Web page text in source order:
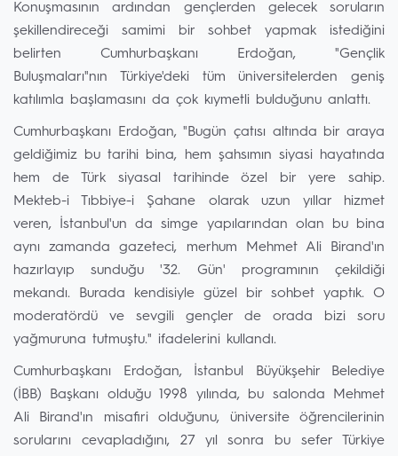
Konuşmasının ardından gençlerden gelecek soruların
şekillendireceği samimi bir sohbet yapmak istediğini
belirten Cumhurbaşkanı Erdoğan, "Gençlik
Buluşmaları"nın Türkiye'deki tüm üniversitelerden geniş
katılımla başlamasını da çok kıymetli bulduğunu anlattı.
Cumhurbaşkanı Erdoğan, "Bugün çatısı altında bir araya
geldiğimiz bu tarihi bina, hem şahsımın siyasi hayatında
hem de Türk siyasal tarihinde özel bir yere sahip.
Mekteb-i Tıbbiye-i Şahane olarak uzun yıllar hizmet
veren, İstanbul'un da simge yapılarından olan bu bina
aynı zamanda gazeteci, merhum Mehmet Ali Birand'ın
hazırlayıp sunduğu '32. Gün' programının çekildiği
mekandı. Burada kendisiyle güzel bir sohbet yaptık. O
moderatördü ve sevgili gençler de orada bizi soru
yağmuruna tutmuştu." ifadelerini kullandı.
Cumhurbaşkanı Erdoğan, İstanbul Büyükşehir Belediye
(İBB) Başkanı olduğu 1998 yılında, bu salonda Mehmet
Ali Birand'ın misafiri olduğunu, üniversite öğrencilerinin
sorularını cevapladığını, 27 yıl sonra bu sefer Türkiye